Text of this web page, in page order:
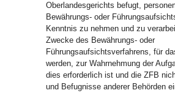
Oberlandesgerichts befugt,
Bewährungs- oder
Kenntnis zu nehmen und zu
Zwecke des Bewährungs- oder
Führungsaufsichtsverfahrens, für
werden, zur Wahrnehmung der
dies erforderlich ist und die ZFB
und Befugnisse anderer Behörden